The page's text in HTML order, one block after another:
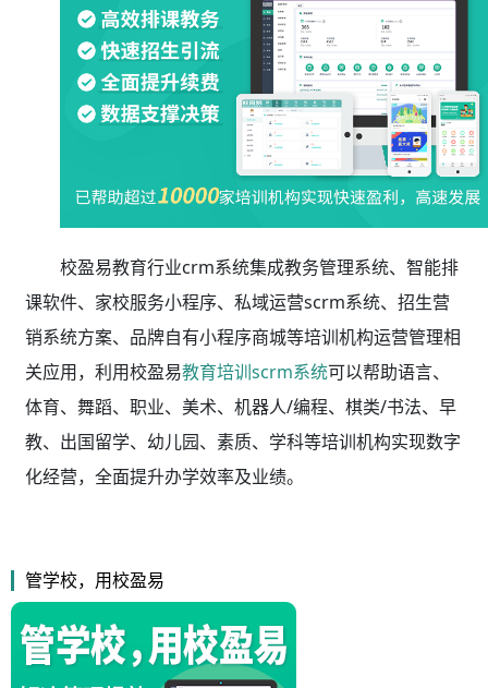
校盈易教育行业crm系统集成教务管理系统、智能排
课软件、家校服务小程序、私域运营scrm系统、招生营
销系统方案、品牌自有小程序商城等培训机构运营管理相
关应用，利用校盈易教育培训scrm系统可以帮助语言、
体育、舞蹈、职业、美术、机器人/编程、棋类/书法、早
教、出国留学、幼儿园、素质、学科等培训机构实现数字
化经营，全面提升办学效率及业绩。
管学校，用校盈易